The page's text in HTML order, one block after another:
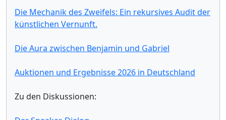
Die Mechanik des Zweifels: Ein rekursives Audit der
künstlichen Vernunft.
Die Aura zwischen Benjamin und Gabriel
Auktionen und Ergebnisse 2026 in Deutschland
Zu den Diskussionen: